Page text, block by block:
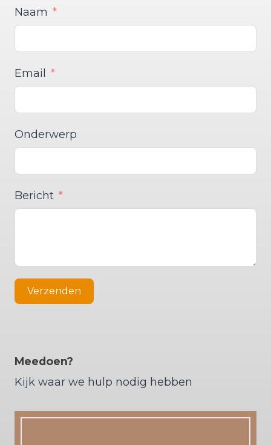
Naam
Email
Onderwerp
Bericht
Verzenden
Meedoen?
Kijk waar we hulp nodig hebben